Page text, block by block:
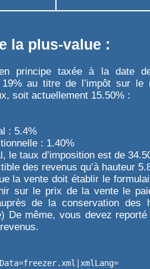
la plus-value :
principe taxée à la date
19% au titre de l’impôt sur
soit actuellement 15.50% :
: 5.4%
: 1.40%
le taux d’imposition est de
des revenus qu’à hauteur
la vente doit établir le
sur le prix de la vente le
de la conservation des
De même, vous devez